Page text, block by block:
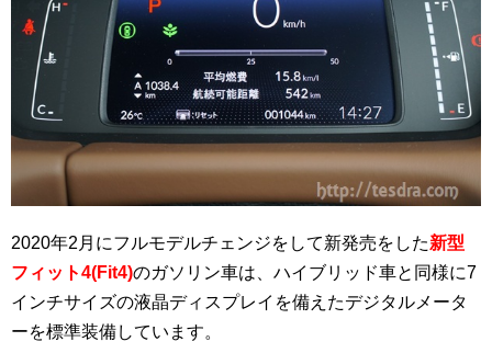
2020年2月にフルモデルチェンジをして新発売をした新型
フィット4(Fit4)のガソリン車は、ハイブリッド車と同様に7
インチサイズの液晶ディスプレイを備えたデジタルメータ
ーを標準装備しています。